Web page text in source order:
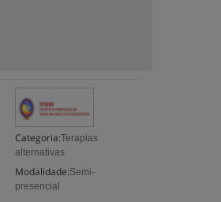
Categoria:Terapias
alternativas
Modalidade:Semi-
presencial